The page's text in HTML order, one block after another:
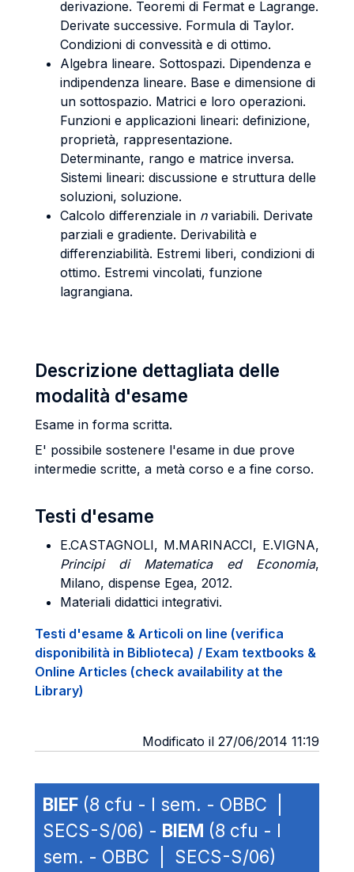
derivazione. Teoremi di Fermat e Lagrange.
Derivate successive. Formula di Taylor.
Condizioni di convessità e di ottimo.
Algebra lineare. Sottospazi. Dipendenza e
indipendenza lineare. Base e dimensione di
un sottospazio. Matrici e loro operazioni.
Funzioni e applicazioni lineari: definizione,
proprietà, rappresentazione.
Determinante, rango e matrice inversa.
Sistemi lineari: discussione e struttura delle
soluzioni, soluzione.
Calcolo differenziale in nvariabili. Derivate
parziali e gradiente. Derivabilità e
differenziabilità. Estremi liberi, condizioni di
ottimo. Estremi vincolati, funzione
lagrangiana.
Descrizione dettagliata delle
modalità d'esame
Esame in forma scritta.
E' possibile sostenere l'esame in due prove
intermedie scritte, a metà corso e a fine corso.
Testi d'esame
E.CASTAGNOLI, M.MARINACCI, E.VIGNA,
Principi di Matematica ed Economia,
Milano, dispense Egea, 2012.
Materiali didattici integrativi.
Testi d'esame & Articoli on line (verifica
disponibilità in Biblioteca) / Exam textbooks &
Online Articles (check availability at the
Library)
Modificato il 27/06/2014 11:19
BIEF (8 cfu - I sem. - OBBC |
SECS-S/06) - BIEM (8 cfu - I
sem. - OBBC | SECS-S/06)